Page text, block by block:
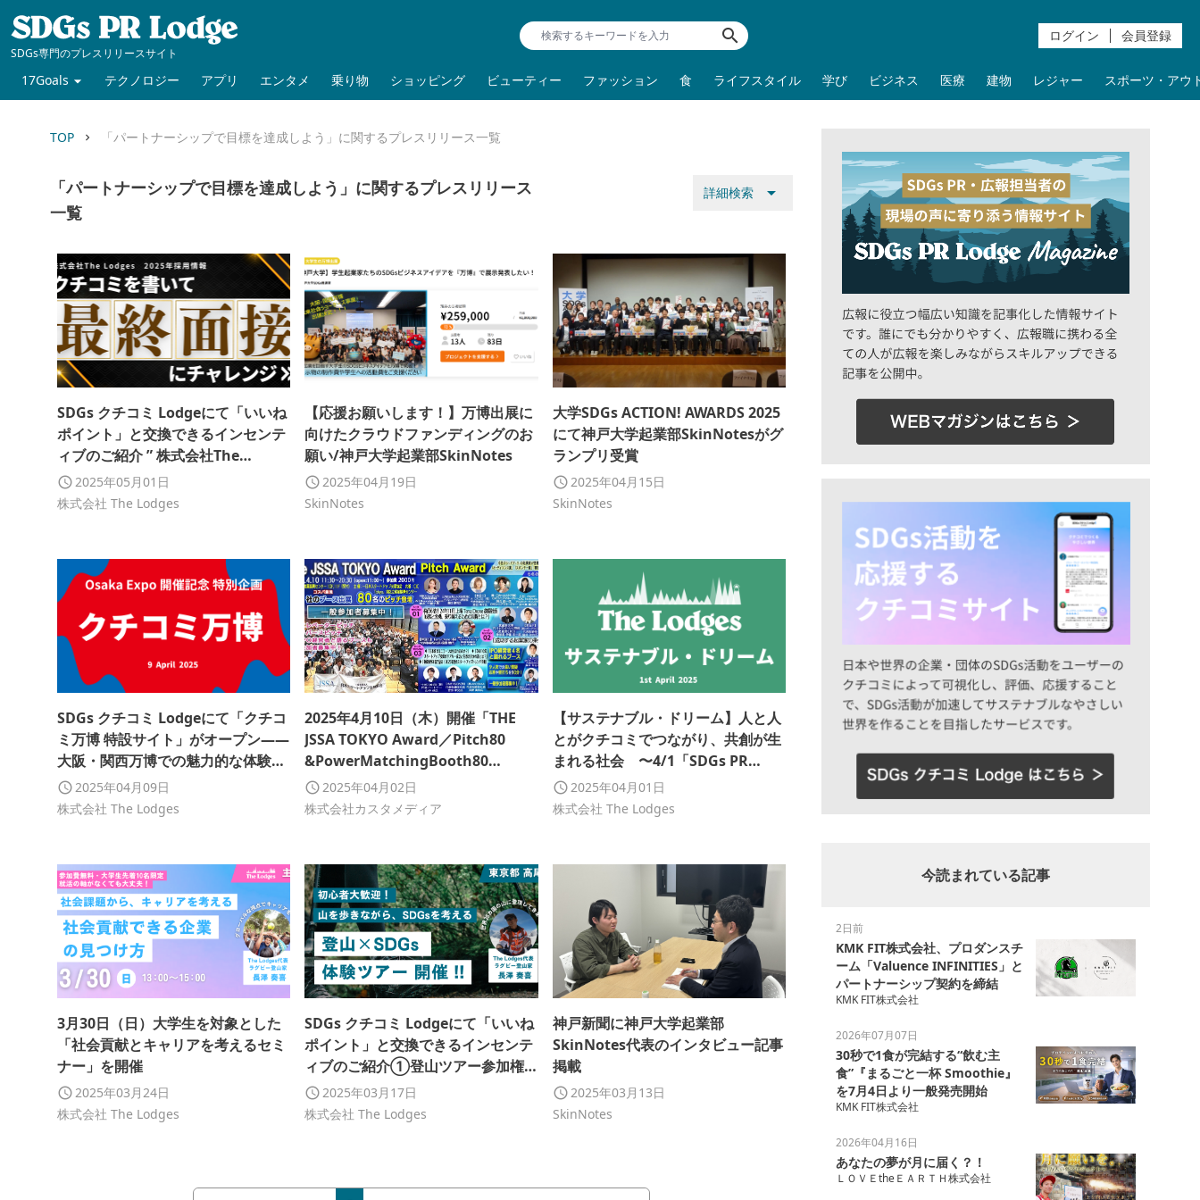
SDGs専門のプレスリリースサイト
search ログイン 会員登録
17Goals テクノロジー アプリ エンタメ 乗り物 ショッピング ビューティー ファッション 食 ライフスタイル 学び ビジネス 医療 建物 レジャー スポーツ・アウ
TOP keyboard_arrow_right 「パートナーシップで目標を達成しよう」に関するプレスリリース一覧
「パートナーシップで目標を達成しよう」に関するプレスリリース
一覧
詳細検索 arrow_drop_down
SDGs クチコミ Lodgeにて「いいね
ポイント」と交換できるインセンテ
ィブのご紹介 ” 株式会社The
Lodges 最終面接へのチャレンジ権
"
2025年05月01日
株式会社 The Lodges
【応援お願いします！】万博出展に
向けたクラウドファンディングのお
願い/神戸大学起業部SkinNotes
2025年04月19日
SkinNotes
大学SDGs ACTION! AWARDS 2025
にて神戸大学起業部SkinNotesがグ
ランプリ受賞
2025年04月15日
SkinNotes
SDGs クチコミ Lodgeにて「クチコ
ミ万博 特設サイト」がオープン——
大阪・関西万博での魅力的な体験を
発信・共有できるコミュニティサイ
ト
2025年04月09日
株式会社 The Lodges
2025年4月10日（木）開催「THE
JSSA TOKYO Award／Pitch80
&PowerMatchingBooth80
Vol.58」にカスタメディアがブース
出展いたします！
2025年04月02日
株式会社カスタメディア
【サステナブル・ドリーム】人と人
とがクチコミでつながり、共創が生
まれる社会 〜4/1「SDGs PR
Lodge」にて公開〜
2025年04月01日
株式会社 The Lodges
3月30日（日）大学生を対象とした
「社会貢献とキャリアを考えるセミ
ナー」を開催
2025年03月24日
株式会社 The Lodges
SDGs クチコミ Lodgeにて「いいね
ポイント」と交換できるインセンテ
ィブのご紹介①登山ツアー参加権
の進呈
2025年03月17日
株式会社 The Lodges
神戸新聞に神戸大学起業部
SkinNotes代表のインタビュー記事
掲載
2025年03月13日
SkinNotes
今読まれている記事
2日前
KMK FIT株式会社、プロダンスチ
ーム「Valuence INFINITIES」と
パートナーシップ契約を締結
KMK FIT株式会社
2026年07月07日
30秒で1食が完結する“飲む主
食”『まるごと一杯 Smoothie』
を7月4日より一般発売開始
KMK FIT株式会社
2026年04月16日
あなたの夢が月に届く？！
ＬＯＶＥtheＥＡＲＴＨ株式会社